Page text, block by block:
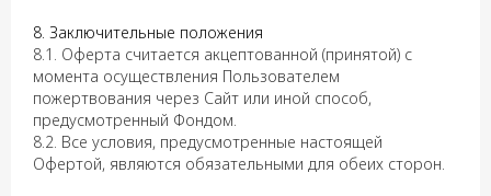
8. Заключительные положения
8.1. Оферта считается акцептованной (принятой) с
момента осуществления Пользователем
пожертвования через Сайт или иной способ,
предусмотренный Фондом.
8.2. Все условия, предусмотренные настоящей
Офертой, являются обязательными для обеих сторон.